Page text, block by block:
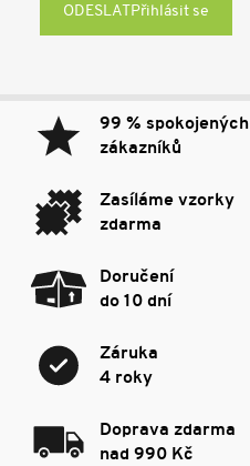
Přihlásit se
99 % spokojených
zákazníků
Zasíláme vzorky
zdarma
Doručení
do 10 dní
Záruka
4 roky
Doprava zdarma
nad 990 Kč